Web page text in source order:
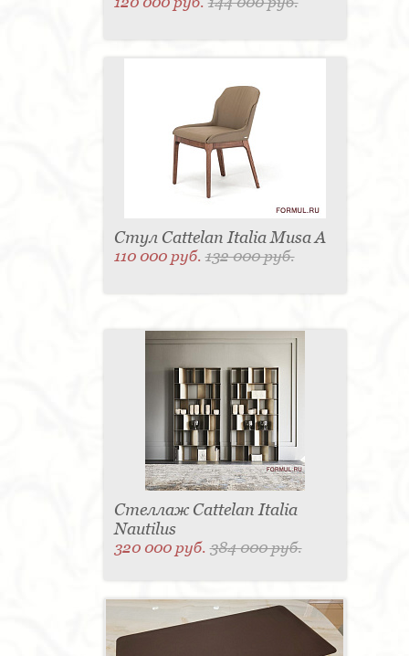
Стул Cattelan Italia Musa A
110 000 руб.132 000 руб.
Стеллаж Cattelan Italia
Nautilus
320 000 руб.384 000 руб.